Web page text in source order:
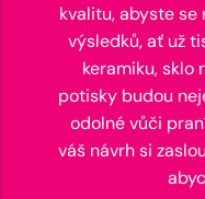
kvalitu, abyste
výsledků, ať už
keramiku, sklo
potisky budou
odolné vůči
váš návrh si